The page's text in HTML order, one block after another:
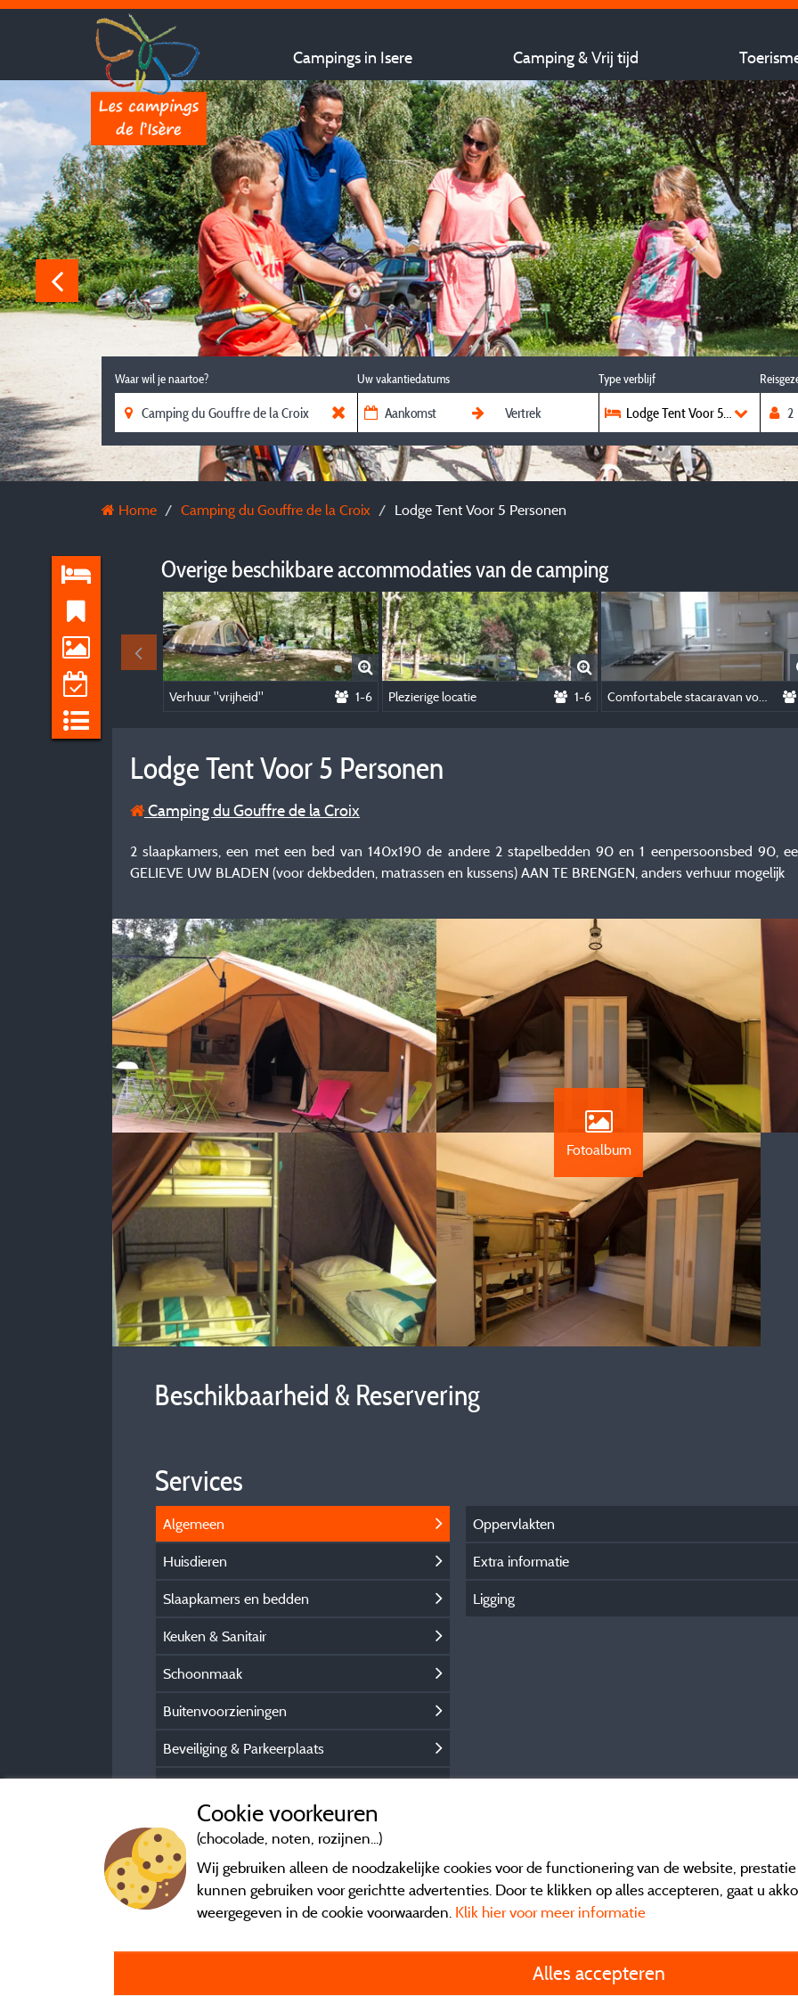
Campings in Isere Camping & Vrij tijd
Waar wil je naartoe? Uw vakantiedatums Type verblijf
Lodge Tent Voor 5 Personen
Home Camping du Gouffre de la Croix Lodge Tent Voor 5 Personen
Overige beschikbare accommodaties van de camping
Verhuur "vrijheid" 1-6 Plezierige locatie 1-6 Comfortabele stacaravan voor 6 personen
Lodge Tent Voor 5 Personen
Camping du Gouffre de la Croix
2 slaapkamers, een met een bed van 140x190 de andere 2 stapelbedden 90 en 1 eenpersoonsbed 90,
GELIEVE UW BLADEN (voor dekbedden, matrassen en kussens) AAN TE BRENGEN, anders verhuur mogelijk
Fotoalbum
Beschikbaarheid & Reservering
Services
Algemeen
Huisdieren
Slaapkamers en bedden
Keuken & Sanitair
Schoonmaak
Buitenvoorzieningen
Beveiliging & Parkeerplaats
Oppervlakten
Extra informatie
Ligging
Cookie voorkeuren
(chocolade, noten, rozijnen...)
Wij gebruiken alleen de noodzakelijke cookies voor de functionering van de website,
kunnen gebruiken voor gerichtte advertenties. Door te klikken op alles accepteren, gaat u
weergegeven in de cookie voorwaarden. Klik hier voor meer informatie
Alles accepteren